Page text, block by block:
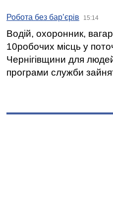
Робота без бар’єрів 15:14
Водій, охоронник,
10робочих місць у
Чернігівщини для
програми служби